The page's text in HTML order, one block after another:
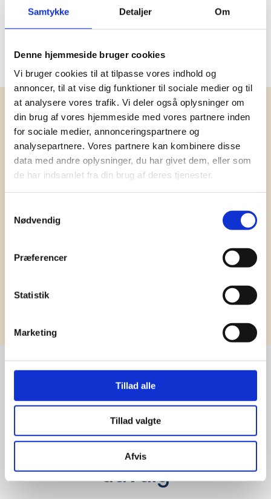
Samtykke Detaljer Om
Denne hjemmeside bruger cookies
Vi bruger cookies til at tilpasse vores indhold og
annoncer, til at vise dig funktioner til sociale medier og til
at analysere vores trafik. Vi deler også oplysninger om
din brug af vores hjemmeside med vores partnere inden
for sociale medier, annonceringspartnere og
analysepartnere. Vores partnere kan kombinere disse
data med andre oplysninger, du har givet dem, eller som
de har indsamlet fra din brug af deres tjenester.
Nødvendig
Præferencer
Statistik
Marketing
Tillad alle
Tillad valgte
Afvis
Miljøcertificeringer GRS
Oprindelsesland Indien
Få vores nyhedsbrev med
information om tilbud, nye varer og
andet godt
Kæmpe udvalg i klassiske og nyskabende gaveidéer
til din virksomhed. Vi kan det der med firmagaver, og
har ydet god personlig service til en
Stærke
leverandører
giver større
udvalg